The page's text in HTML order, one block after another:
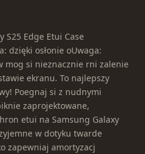
S25 Edge Etui Case
dzięki osłonie oUwaga:
mog si nieznacznie rni zalenie
ekranu. To najlepszy
Poegnaj si z nudnymi
zaprojektowane,
etui na Samsung Galaxy
w dotyku twarde
zapewniaj amortyzacj